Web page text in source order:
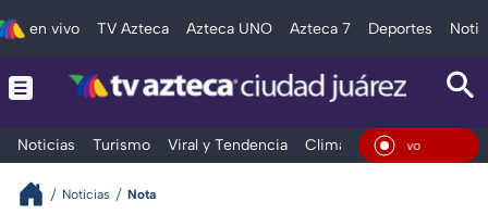
en vivo TV Azteca Azteca UNO Azteca 7 Deportes
Noticias Turismo Viral y Tendencia Clima Deportes En
Noticias Nota